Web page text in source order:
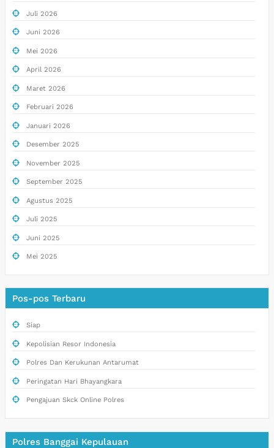
Juli 2026
Juni 2026
Mei 2026
April 2026
Maret 2026
Februari 2026
Januari 2026
Desember 2025
November 2025
September 2025
Agustus 2025
Juli 2025
Juni 2025
Mei 2025
Pos-pos Terbaru
Siap
Kepolisian Resor Indonesia
Polres Dan Kerukunan Antarumat
Peringatan Hari Bhayangkara
Pengajuan Skck Online Polres
Polres Banggai Kepulauan